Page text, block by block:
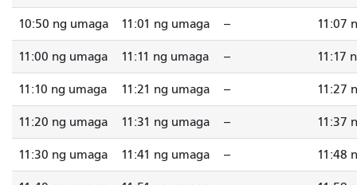
10:50 ng umaga 11:01 ng umaga -- 11:07
11:00 ng umaga 11:11 ng umaga -- 11:17
11:10 ng umaga 11:21 ng umaga -- 11:27
11:20 ng umaga 11:31 ng umaga -- 11:37
11:30 ng umaga 11:41 ng umaga -- 11:48